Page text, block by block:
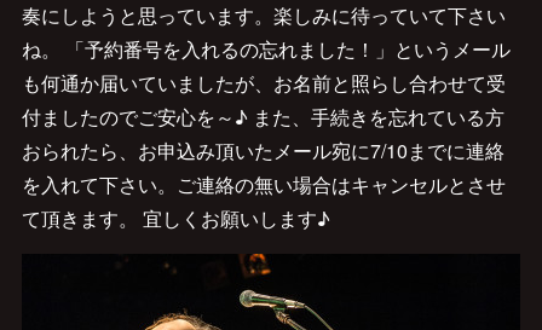
奏にしようと思っています。楽しみに待っていて下さい
ね。 「予約番号を入れるの忘れました！」というメール
も何通か届いていましたが、お名前と照らし合わせて受
付ましたのでご安心を～♪ また、手続きを忘れている方
おられたら、お申込み頂いたメール宛に7/10までに連絡
を入れて下さい。ご連絡の無い場合はキャンセルとさせ
て頂きます。 宜しくお願いします♪